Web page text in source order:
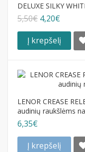
DELUXE SILKY
5,50€ 4,20€
Į krepšelį
LENOR CREASE
audinių raukšlėms
6,35€
Į krepšelį